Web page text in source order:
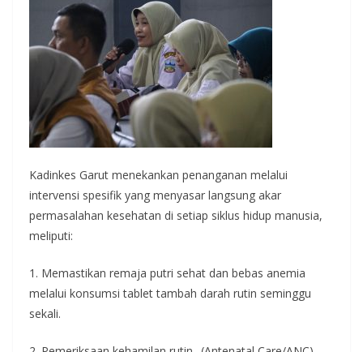
Kadinkes Garut menekankan penanganan melalui
intervensi spesifik yang menyasar langsung akar
permasalahan kesehatan di setiap siklus hidup manusia,
meliputi:
1. Memastikan remaja putri sehat dan bebas anemia
melalui konsumsi tablet tambah darah rutin seminggu
sekali.